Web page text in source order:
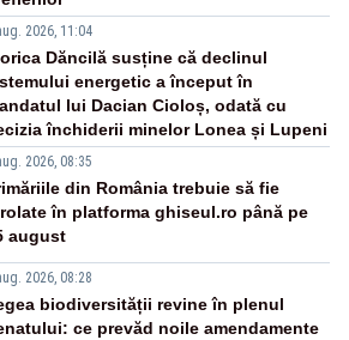
2026, 11:04
Dăncilă susține că declinul
energetic a început în
lui Dacian Cioloș, odată cu
închiderii minelor Lonea și Lupeni
2026, 08:35
din România trebuie să fie
în platforma ghiseul.ro până pe
august
2026, 08:28
biodiversității revine în plenul
ce prevăd noile amendamente